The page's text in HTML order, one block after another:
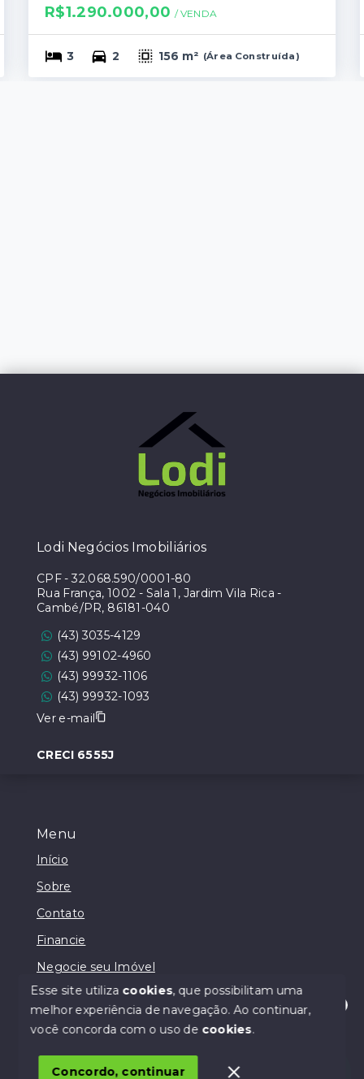
R$1.290.000,00 / VENDA
3 2 156 m² (Área Construída)
Olá! Estamos disponíveis para te ajudar.
Menu
Início
Sobre
Contato
Financie
Negocie seu Imóvel
© Copyright 2026 - Lodi Negócios Imobiliários - Todos
SITE PARA IMOBILIARIA
Lodi Negócios Imobiliários
CPF-32.068.590/0001-80
Rua França, 1002 - Sala 1, Jardim Vila Rica -
Cambé/PR, 86181-040
(43) 3035-4129
(43) 99102-4960
(43) 99932-1106
(43) 99932-1093
Ver e-mail
CRECI 6555J
Esse site utiliza cookies, que possibilitam uma
melhor experiência de navegação.Ao continuar,
você concorda com o uso de cookies.
Concordo, continuar